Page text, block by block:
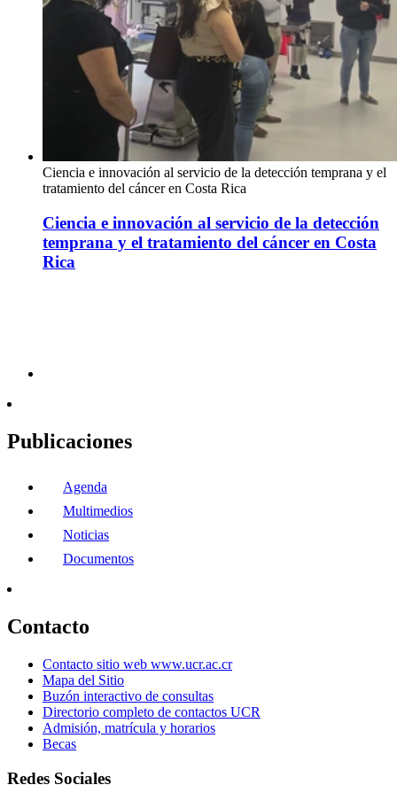
Ciencia e innovación al servicio de la detección temprana y el
tratamiento del cáncer en Costa Rica
Ciencia e innovación al servicio de la detección
temprana y el tratamiento del cáncer en Costa
Rica
Publicaciones
Agenda
Multimedios
Noticias
Documentos
Contacto
Contacto sitio web www.ucr.ac.cr
Mapa del Sitio
Buzón interactivo de consultas
Directorio completo de contactos UCR
Admisión, matrícula y horarios
Becas
Redes Sociales